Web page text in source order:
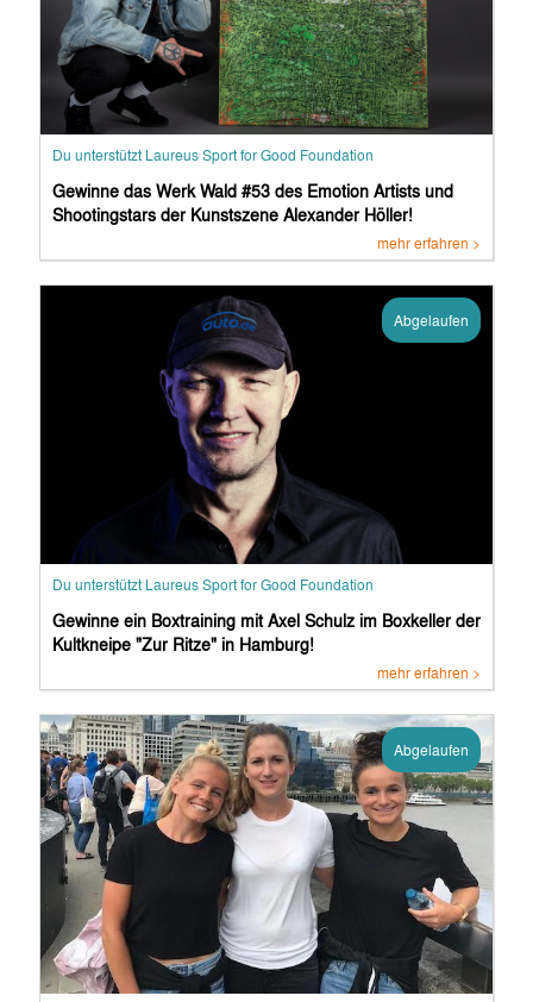
Du unterstützt Laureus Sport for Good Foundation
Gewinne das Werk Wald #53 des Emotion Artists und
Shootingstars der Kunstszene Alexander Höller!
mehr erfahren >
Abgelaufen
Du unterstützt Laureus Sport for Good Foundation
Gewinne ein Boxtraining mit Axel Schulz im Boxkeller der
Kultkneipe "Zur Ritze" in Hamburg!
mehr erfahren >
Abgelaufen